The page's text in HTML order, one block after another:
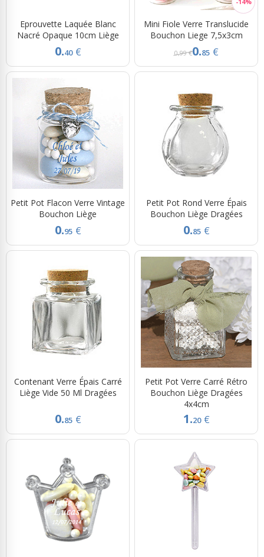
Eprouvette Laquée Blanc
Nacré Opaque 10cm Liège
0.40 €
Mini Fiole Verre Translucide
Bouchon Liege 7,5x3cm
0,99 €0.85 €
Petit Pot Flacon Verre Vintage
Bouchon Liège
0.95 €
Petit Pot Rond Verre Épais
Bouchon Liège Dragées
0.85 €
Contenant Verre Épais Carré
Liège Vide 50 Ml Dragées
0.85 €
Petit Pot Verre Carré Rétro
Bouchon Liège Dragées
4x4cm
1.20 €